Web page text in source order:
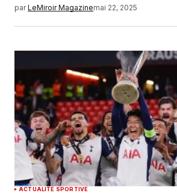
par LeMiroir Magazinemai 22, 2025
ACTUALITÉ SPORTIVE